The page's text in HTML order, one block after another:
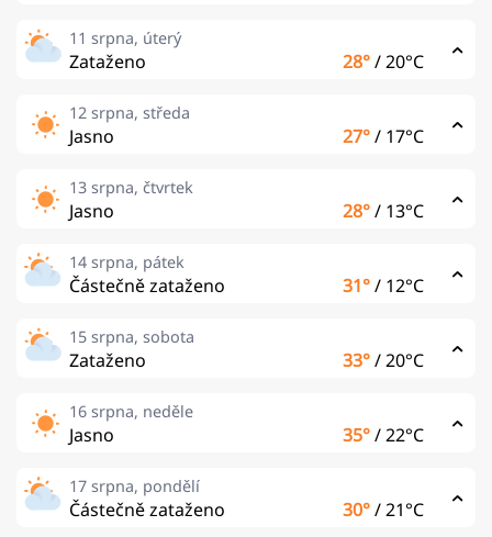
11 srpna, úterý
Zataženo 28°/20°C
12 srpna, středa
Jasno 27°/ 17°C
13 srpna, čtvrtek
Jasno 28°/ 13°C
14 srpna, pátek
Částečně zataženo 31°/ 12°C
15 srpna, sobota
Zataženo 33°/20°C
16 srpna, neděle
Jasno 35°/22°C
17 srpna, pondělí
Částečně zataženo 30°/21°C